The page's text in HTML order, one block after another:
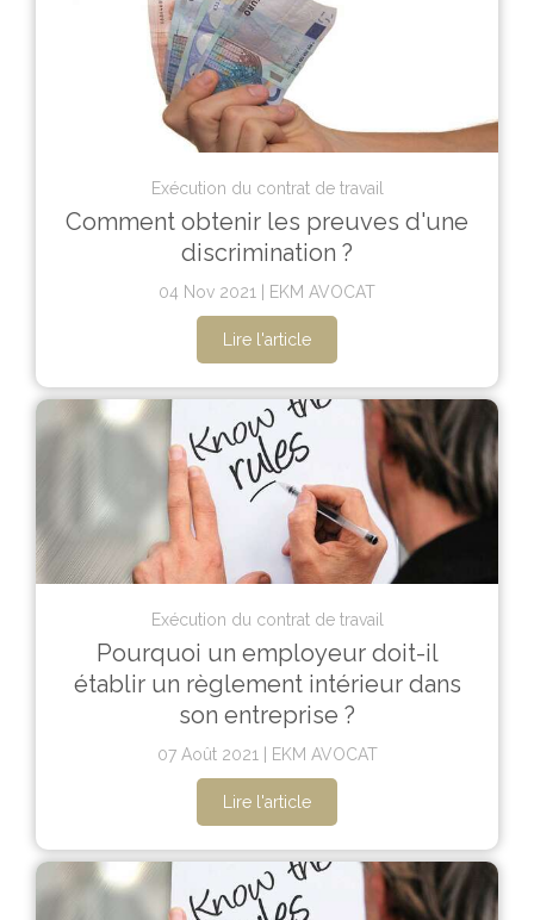
Exécution du contrat de travail
Comment obtenir les preuves d'une
discrimination ?
04 Nov 2021 EKM AVOCAT
Lire l'article
Exécution du contrat de travail
Pourquoi un employeur doit-il
établir un règlement intérieur dans
son entreprise ?
07 Août 2021 EKM AVOCAT
Lire l'article